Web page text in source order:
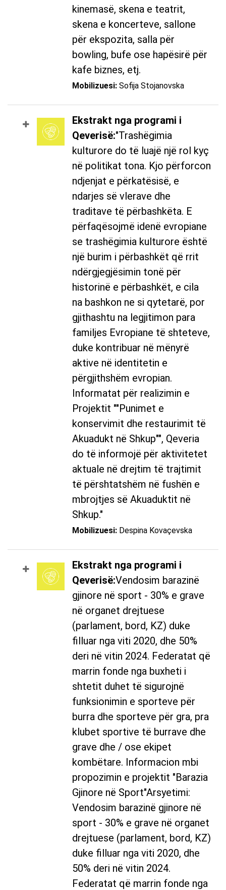
kinemasë, skena e teatrit,
skena e koncerteve, sallone
për ekspozita, salla për
bowling, bufe ose hapësirë ​​për
kafe biznes, etj.
Mobilizuesi: Sofija Stojanovska
Ekstrakt nga programi i
Qeverisë:"Trashëgimia
kulturore do të luajë një rol kyç
në politikat tona. Kjo përforcon
ndjenjat e përkatësisë, e
ndarjes së vlerave dhe
traditave të përbashkëta. E
përfaqësojmë idenë evropiane
se trashëgimia kulturore është
një burim i përbashkët që rrit
ndërgjegjësimin tonë për
historinë e përbashkët, e cila
na bashkon ne si qytetarë, por
gjithashtu na legjitimon para
familjes Evropiane të shteteve,
duke kontribuar në mënyrë
aktive në identitetin e
përgjithshëm evropian.
Informatat për realizimin e
Projektit ""Punimet e
konservimit dhe restaurimit të
Akuadukt në Shkup"", Qeveria
do të informojë për aktivitetet
aktuale në drejtim të trajtimit
të përshtatshëm në fushën e
mbrojtjes së Akuaduktit në
Shkup."
Mobilizuesi: Despina Kovaçevska
Ekstrakt nga programi i
Qeverisë:Vendosim barazinë
gjinore në sport - 30% e grave
në organet drejtuese
(parlament, bord, KZ) duke
filluar nga viti 2020, dhe 50%
deri në vitin 2024. Federatat që
marrin fonde nga buxheti i
shtetit duhet të sigurojnë
funksionimin e sporteve për
burra dhe sporteve për gra, pra
klubet sportive të burrave dhe
grave dhe / ose ekipet
kombëtare. Informacion mbi
propozimin e projektit "Barazia
Gjinore në Sport"Arsyetimi:
Vendosim barazinë gjinore në
sport - 30% e grave në organet
drejtuese (parlament, bord, KZ)
duke filluar nga viti 2020, dhe
50% deri në vitin 2024.
Federatat që marrin fonde nga